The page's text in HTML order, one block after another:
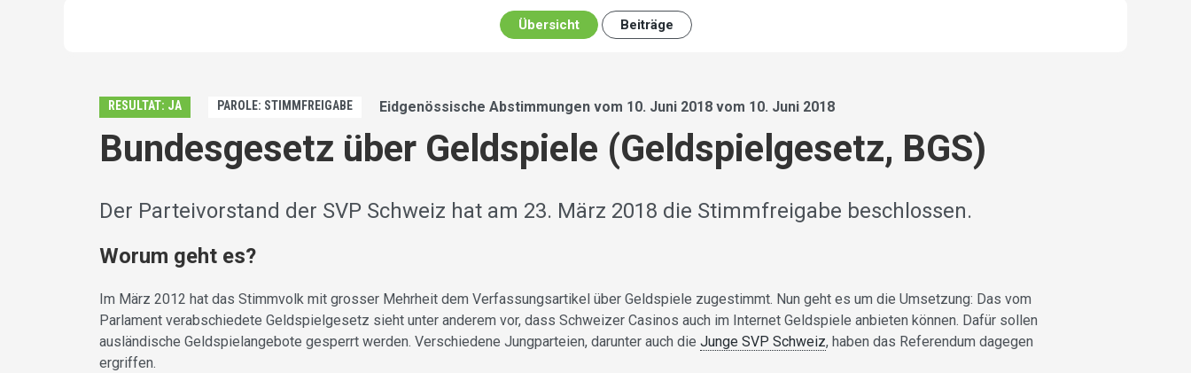
Übersicht Beiträge
RESULTAT: JA PAROLE: STIMMFREIGABE Eidgenössische Abstimmungen vom 10. Juni 2018 vom 10. Juni 2018
Bundesgesetz über Geldspiele (Geldspielgesetz, BGS)
Der Parteivorstand der SVP Schweiz hat am 23. März 2018 die Stimmfreigabe beschlossen.
Worum geht es?
Im März 2012 hat das Stimmvolk mit grosser Mehrheit dem Verfassungsartikel über Geldspiele zugestimmt. Nun geht es um die Umsetzung: Das vom
Parlament verabschiedete Geldspielgesetz sieht unter anderem vor, dass Schweizer Casinos auch im Internet Geldspiele anbieten können. Dafür sollen
ausländische Geldspielangebote gesperrt werden. Verschiedene Jungparteien, darunter auch die Junge SVP Schweiz, haben das Referendum dagegen
ergriffen.